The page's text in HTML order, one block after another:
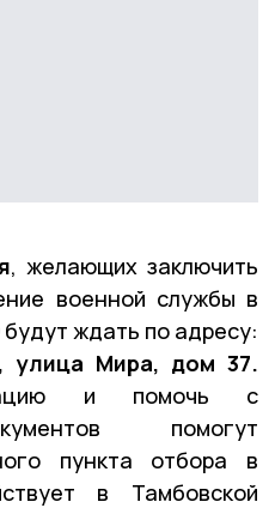
, желающих заключить
военной службы в
ждать по адресу:
улица Мира, дом 37.
и помочь с
помогут
пункта отбора в
в Тамбовской